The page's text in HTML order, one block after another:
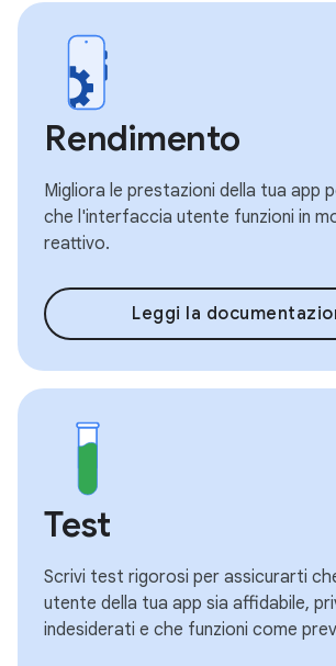
Rendimento
Migliora le prestazioni della tua app
che l'interfaccia utente funzioni in
reattivo.
Leggi la
Test
Scrivi test rigorosi per assicurarti
utente della tua app sia affidabile,
indesiderati e che funzioni come